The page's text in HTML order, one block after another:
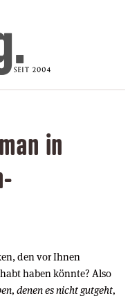
in
den vor Ihnen
haben könnte? Also
denen es nicht gutgeht,